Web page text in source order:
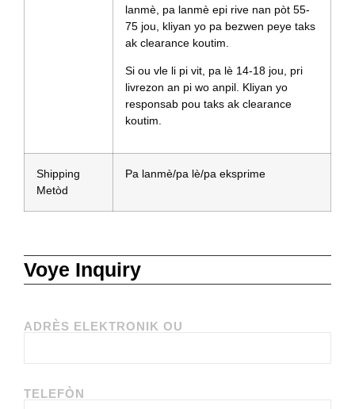
lanmè, pa lanmè epi rive nan pòt 55-
75 jou, kliyan yo pa bezwen peye taks
ak clearance koutim.
Si ou vle li pi vit, pa lè 14-18 jou, pri
livrezon an pi wo anpil. Kliyan yo
responsab pou taks ak clearance
koutim.
Shipping
Metòd
Pa lanmè/pa lè/pa eksprime
Voye Inquiry
ADRÈS ELEKTRONIK OU
TELEFÒN